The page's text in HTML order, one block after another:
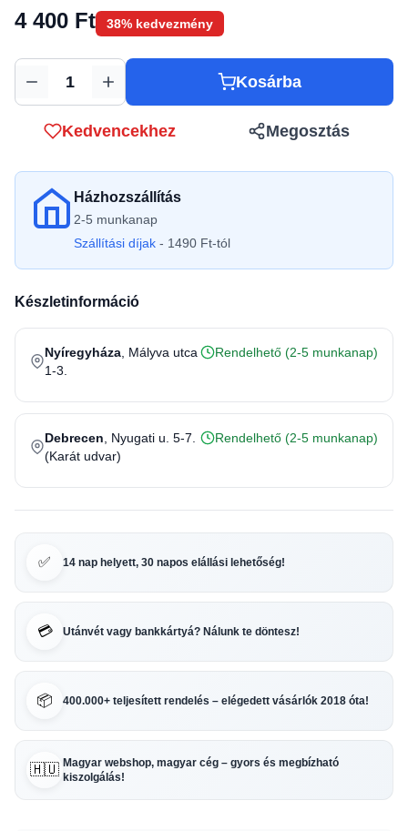
4 400 Ft 38% kedvezmény
Mennyiség Kosárba
Kedvencekhez Megosztás
Házhozszállítás
2-5 munkanap
Szállítási díjak - 1490 Ft-tól
Készletinformáció
Nyíregyháza , Mályva utca
1-3.
Rendelhető (2-5 munkanap)
Debrecen , Nyugati u. 5-7.
(Karát udvar)
Rendelhető (2-5 munkanap)
✅ 14 nap helyett, 30 napos elállási lehetőség!
💳 Utánvét vagy bankkártyá? Nálunk te döntesz!
📦 400.000+ teljesített rendelés – elégedett vásárlók 2018 óta!
🇭🇺 Magyar webshop, magyar cég – gyors és megbízható
kiszolgálás!